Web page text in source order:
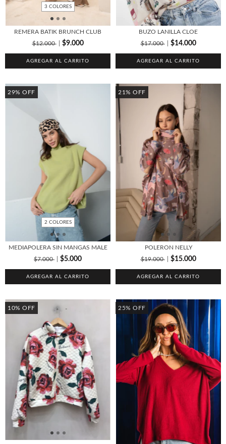
3 COLORES
REMERA BATIK BRUNCH CLUB
$12.000
$9.000
AGREGAR AL CARRITO
BUZO LANILLA CLOE
$17.000
$14.000
AGREGAR AL CARRITO
29% OFF
2 COLORES
MEDIAPOLERA SIN MANGAS MALE
$7.000
$5.000
AGREGAR AL CARRITO
21% OFF
POLERON NELLY
$19.000
$15.000
AGREGAR AL CARRITO
10% OFF 25% OFF